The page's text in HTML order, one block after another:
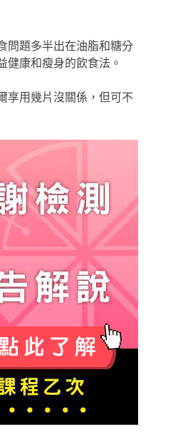
問題多半出在油脂和糖分
康和瘦身的飲食法。
享用幾片沒關係，但可不